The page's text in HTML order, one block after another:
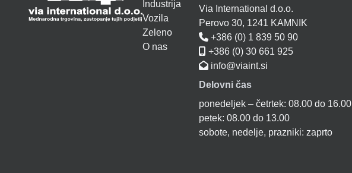
Industrija
Vozila
Zeleno
O nas
Via International d.o.o.
Perovo 30, 1241 KAMNIK
+386 (0) 1 839 50 90
+386 (0) 30 661 925
info@viaint.si
Delovni čas
ponedeljek – četrtek: 08.00 do 16.00
petek: 08.00 do 13.00
sobote, nedelje, prazniki: zaprto